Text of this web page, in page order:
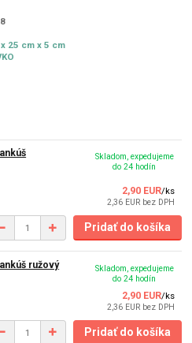
25 cm x 5 cm
2,90 EUR/ks
2,36 EUR bez DPH
Skladom, expedujeme
do 24 hodín
Pridať do košíka
ružový
2,90 EUR/ks
2,36 EUR bez DPH
Skladom, expedujeme
do 24 hodín
Pridať do košíka